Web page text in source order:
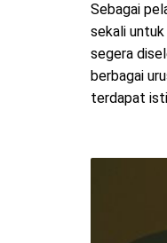
Sebagai
sekali
segera
berbagai
terdapat